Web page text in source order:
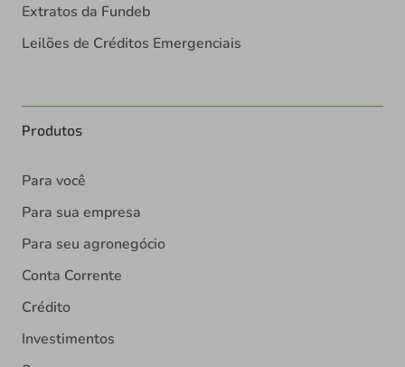
Extratos da Fundeb
Leilões de Créditos Emergenciais
Produtos
Para você
Para sua empresa
Para seu agronegócio
Conta Corrente
Crédito
Investimentos